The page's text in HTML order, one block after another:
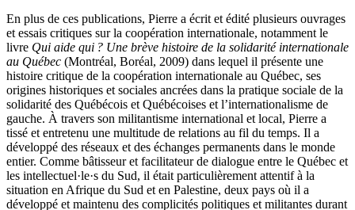
En plus de ces publications, Pierre a écrit et édité plusieurs ouvrages
et essais critiques sur la coopération internationale, notamment le
livre Qui aide qui ? Une brève histoire de la solidarité internationale
au Québec (Montréal, Boréal, 2009) dans lequel il présente une
histoire critique de la coopération internationale au Québec, ses
origines historiques et sociales ancrées dans la pratique sociale de la
solidarité des Québécois et Québécoises et l’internationalisme de
gauche. À travers son militantisme international et local, Pierre a
tissé et entretenu une multitude de relations au fil du temps. Il a
développé des réseaux et des échanges permanents dans le monde
entier. Comme bâtisseur et facilitateur de dialogue entre le Québec et
les intellectuel·le·s du Sud, il était particulièrement attentif à la
situation en Afrique du Sud et en Palestine, deux pays où il a
développé et maintenu des complicités politiques et militantes durant